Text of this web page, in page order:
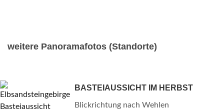
weitere Panoramafotos (Standorte)
BASTEIAUSSICHT IM HERBST
Blickrichtung nach Wehlen